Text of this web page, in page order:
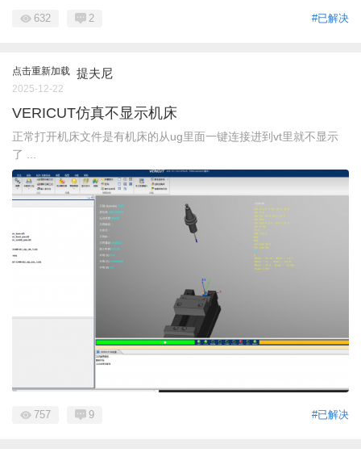
#已解决
632 2
点击重新加载 提夫尼
2025-12-22
VERICUT仿真不显示机床
正常打开机床文件是有机床的从ug里面一键连接进到vt里就不显示
了 ...
#已解决
757 9